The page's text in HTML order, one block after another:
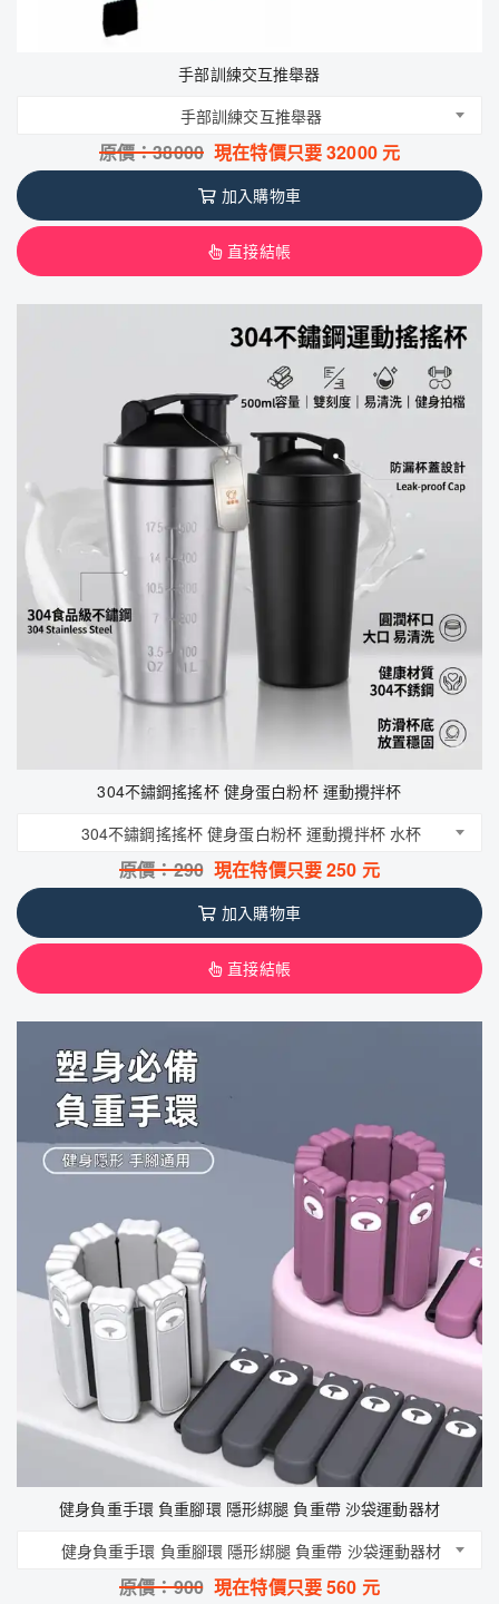
手部訓練交互推舉器
手部訓練交互推舉器
原價：38000 現在特價只要32000元
加入購物車
直接結帳
304不鏽鋼搖搖杯 健身蛋白粉杯 運動攪拌杯
304不鏽鋼搖搖杯 健身蛋白粉杯 運動攪拌杯 水杯
原價：290 現在特價只要250 元
加入購物車
直接結帳
健身負重手環 負重腳環 隱形綁腿 負重帶 沙袋運動器材
健身負重手環 負重腳環 隱形綁腿 負重帶 沙袋運動器材
原價：900 現在特價只要560 元